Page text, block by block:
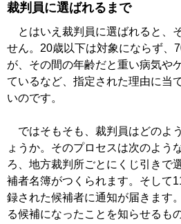
裁判員に選ばれるまで
とはいえ裁判員に選ばれると、
せん。20歳以下は対象にならず、
が、その間の年齢だと重い病気や
ているなど、指定された理由に当
いのです。
ではそもそも、裁判員はどのよ
ょうか。そのプロセスは次のよう
ろ、地方裁判所ごとにくじ引きで
補者名簿がつくられます。そして
録された候補者に通知が届きます
る候補になったことを知らせるも